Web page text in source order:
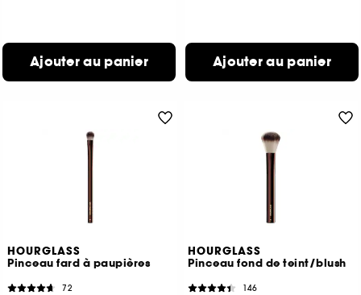
Ajouter au panier Ajouter au panier
HOURGLASS
Pinceau fard à paupières
72
HOURGLASS
Pinceau fond de teint/blush
146